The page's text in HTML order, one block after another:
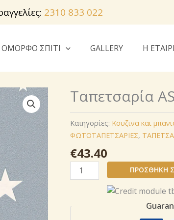
2310 833 022
ΟΜΟΡΦΟ ΣΠΙΤΙ GALLERY Η
Ταπετσαρία
Κατηγορίες: Κουζινα και
ΦΩΤΟΤΑΠΕΤΣΑΡΙΕΣ,
€43.40
Ταπετσαρία
AS
324403 ,
ΠΡΟΣΘΉΚΗ